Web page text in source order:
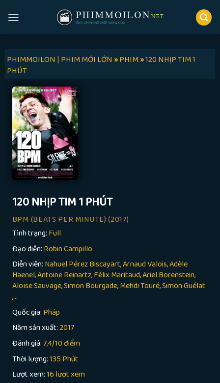
PHIMMOILON | PHIM MỚI LỚN»PHIM»120 NHỊP TIM 1
PHÚT
120 NHỊP TIM 1 PHÚT
BPM (BEATS PER MINUTE) (2017)
Tình trạng: Full
Đạo diễn: Robin Campillo
Diễn viên: Nahuel Pérez Biscayart, Arnaud Valois, Adèle
Haenel, Antoine Reinartz, Félix Maritaud, Ariel Borenstein,
Aloïse Sauvage, Simon Bourgade, Mehdi Touré, Simon Guélat
,...
Quốc gia: Pháp
Năm sản xuất: 2017
Đánh giá:7,4/10 điểm
Thời lượng:135 Phút
Lượt xem:16 lượt xem